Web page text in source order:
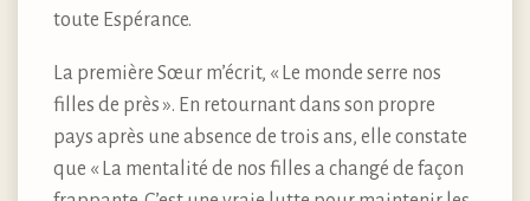
toute Espérance.
La première Sœur m’écrit, « Le monde serre nos
filles de près ». En retournant dans son propre
pays après une absence de trois ans, elle constate
que « La mentalité de nos filles a changé de façon